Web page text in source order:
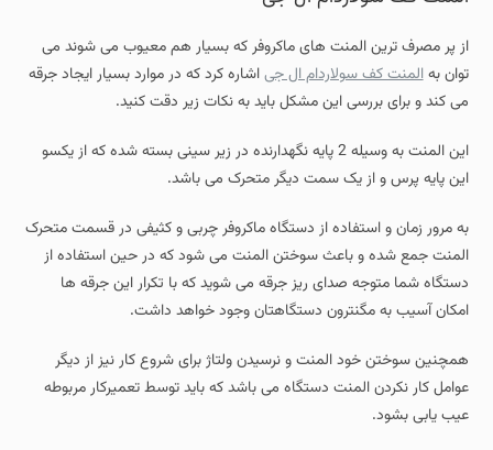
از پر مصرف ترین المنت های ماکروفر که بسیار هم معیوب می شوند می
توان بهالمنت کف سولاردام ال جیاشاره کرد که در موارد بسیار ایجاد جرقه
می کند و برای بررسی این مشکل باید به نکات زیر دقت کنید.
این المنت به وسیله 2 پایه نگهدارنده در زیر سینی بسته شده که از یکسو
این پایه پرس و از یک سمت دیگر متحرک می باشد.
به مرور زمان و استفاده از دستگاه ماکروفر چربی و کثیفی در قسمت متحرک
المنت جمع شده و باعث سوختن المنت می شود که در حین استفاده از
دستگاه شما متوجه صدای ریز جرقه می شوید که با تکرار این جرقه ها
امکان آسیب به مگنترون دستگاهتان وجود خواهد داشت.
همچنین سوختن خود المنت و نرسیدن ولتاژ برای شروع کار نیز از دیگر
عوامل کار نکردن المنت دستگاه می باشد که باید توسط تعمیرکار مربوطه
عیب یابی بشود.